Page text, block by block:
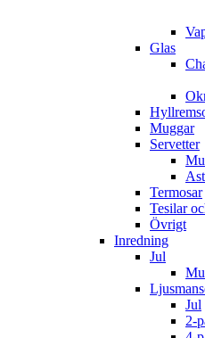
Glas
Muggar
Servetter
Termosar
Tesilar
Övrigt
Inredning
Jul
Jul
2-